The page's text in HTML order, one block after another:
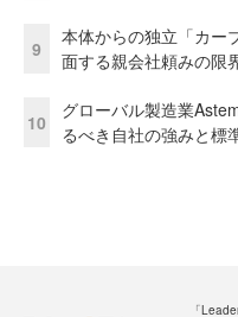
9
本体からの独立「カー
面する親会社頼みの限
10
グローバル製造業
るべき自社の強みと標
「